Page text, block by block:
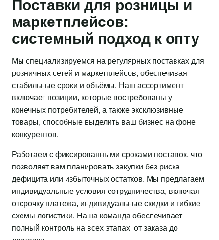
Поставки для розницы и
маркетплейсов:
системный подход к опту
Мы специализируемся на регулярных поставках для
розничных сетей и маркетплейсов, обеспечивая
стабильные сроки и объёмы. Наш ассортимент
включает позиции, которые востребованы у
конечных потребителей, а также эксклюзивные
товары, способные выделить ваш бизнес на фоне
конкурентов.
Работаем с фиксированными сроками поставок, что
позволяет вам планировать закупки без риска
дефицита или избыточных остатков. Мы предлагаем
индивидуальные условия сотрудничества, включая
отсрочку платежа, индивидуальные скидки и гибкие
схемы логистики. Наша команда обеспечивает
полный контроль на всех этапах: от заказа до